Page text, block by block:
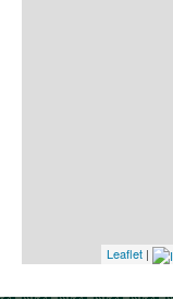
Leaflet |